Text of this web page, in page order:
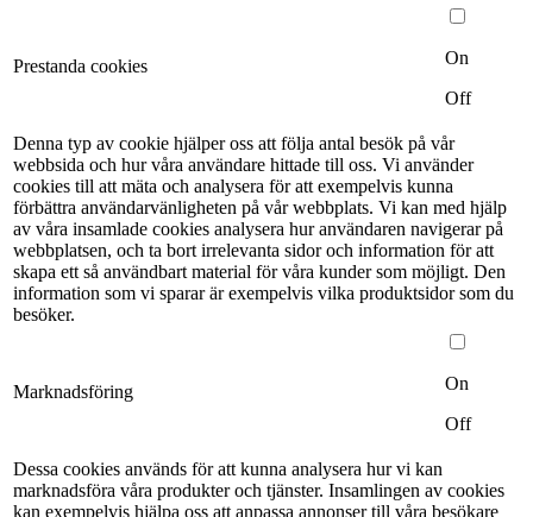
Prestanda cookies
On
Off
Denna typ av cookie hjälper oss att följa antal besök på vår
webbsida och hur våra användare hittade till oss. Vi använder
cookies till att mäta och analysera för att exempelvis kunna
förbättra användarvänligheten på vår webbplats. Vi kan med hjälp
av våra insamlade cookies analysera hur användaren navigerar på
webbplatsen, och ta bort irrelevanta sidor och information för att
skapa ett så användbart material för våra kunder som möjligt. Den
information som vi sparar är exempelvis vilka produktsidor som du
besöker.
Marknadsföring
On
Off
Dessa cookies används för att kunna analysera hur vi kan
marknadsföra våra produkter och tjänster. Insamlingen av cookies
kan exempelvis hjälpa oss att anpassa annonser till våra besökare